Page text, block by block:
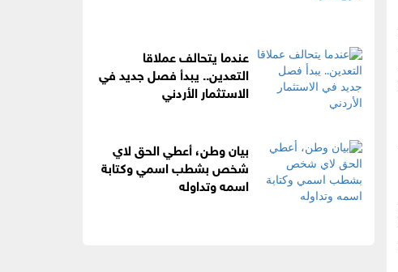
عندما يتحالف عملاقا
التعدين.. يبدأ فصل جديد في
الاستثمار الأردني
بيان وطن، أعطي الحق لاي
شخص بشطب اسمي وكتابة
اسمه وتداوله